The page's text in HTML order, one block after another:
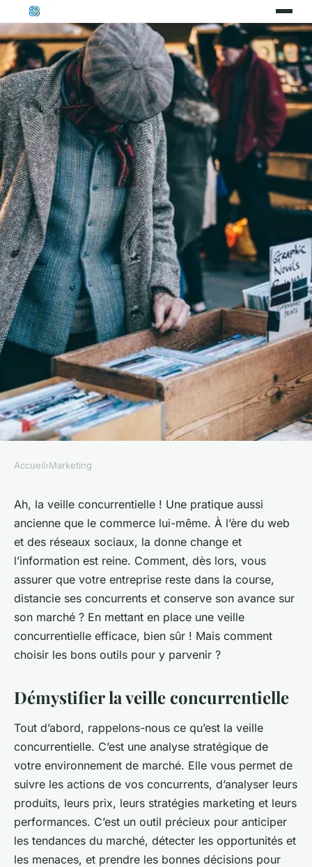
Quels outils pour une veille
concurrentielle efficace ?
admin•12 février 2024•6 min de lecture
Accueil›Marketing
Ah, la veille concurrentielle ! Une pratique aussi
ancienne que le commerce lui-même. À l’ère du web
et des réseaux sociaux, la donne change et
l’information est reine. Comment, dès lors, vous
assurer que votre entreprise reste dans la course,
distancie ses concurrents et conserve son avance sur
son marché ? En mettant en place une veille
concurrentielle efficace, bien sûr ! Mais comment
choisir les bons outils pour y parvenir ?
Démystifier la veille concurrentielle
Tout d’abord, rappelons-nous ce qu’est la veille
concurrentielle. C’est une analyse stratégique de
votre environnement de marché. Elle vous permet de
suivre les actions de vos concurrents, d’analyser leurs
produits, leurs prix, leurs stratégies marketing et leurs
performances. C’est un outil précieux pour anticiper
les tendances du marché, détecter les opportunités et
les menaces, et prendre les bonnes décisions pour